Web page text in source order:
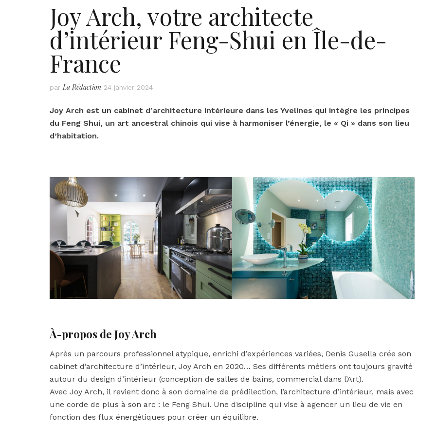
Joy Arch, votre architecte
d’intérieur Feng-Shui en Île-de-
France
parLa Rédaction 24 janvier 2024
Joy Arch est un cabinet d’architecture intérieure dans les Yvelines qui intègre les principes
du Feng Shui, un art ancestral chinois qui vise à harmoniser l’énergie, le « Qi » dans son lieu
d’habitation.
À-propos de Joy Arch
Après un parcours professionnel atypique, enrichi d’expériences variées, Denis Gusella crée son
cabinet d’architecture d’intérieur, Joy Arch en 2020… Ses différents métiers ont toujours gravité
autour du design d’intérieur (conception de salles de bains, commercial dans l’Art).
Avec Joy Arch, il revient donc à son domaine de prédilection, l’architecture d’intérieur, mais avec
une corde de plus à son arc : le Feng Shui. Une discipline qui vise à agencer un lieu de vie en
fonction des flux énergétiques pour créer un équilibre.